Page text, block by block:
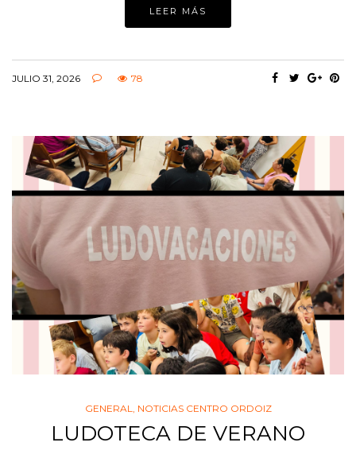
LEER MÁS
JULIO 31, 2026 78
GENERAL, NOTICIAS CENTRO ORDOIZ
LUDOTECA DE VERANO